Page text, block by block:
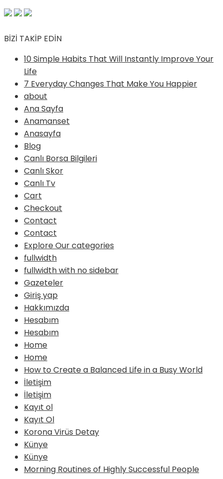
BİZİ TAKİP EDİN
10 Simple Habits That Will Instantly Improve Your
Life
7 Everyday Changes That Make You Happier
about
Ana Sayfa
Anamanset
Anasayfa
Blog
Canlı Borsa Bilgileri
Canlı Skor
Canlı Tv
Cart
Checkout
Contact
Contact
Explore Our categories
fullwidth
fullwidth with no sidebar
Gazeteler
Giriş yap
Hakkımızda
Hesabım
Hesabım
Home
Home
How to Create a Balanced Life in a Busy World
İletişim
İletişim
Kayıt ol
Kayıt Ol
Korona Virüs Detay
Künye
Künye
Morning Routines of Highly Successful People